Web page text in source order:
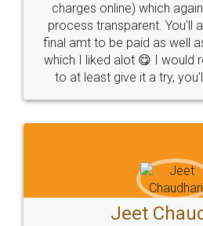
charges online) which
process transparent. You'll
final amt to be paid as well
which I liked alot 😋 I would
to at least give it a try,
Jeet